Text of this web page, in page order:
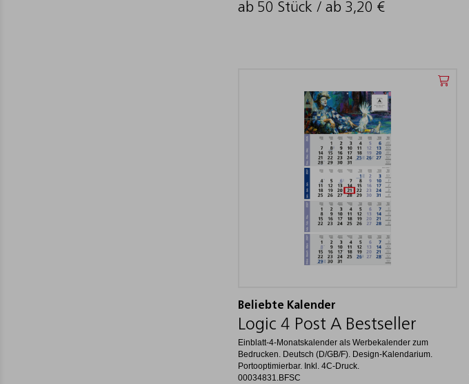
ab 50 Stück / ab 3,20 €
Beliebte Kalender
Logic 4 Post A Bestseller
Einblatt-4-Monatskalender als Werbekalender zum
Bedrucken. Deutsch (D/GB/F). Design-Kalendarium.
Portooptimierbar. Inkl. 4C-Druck.
00034831.BFSC